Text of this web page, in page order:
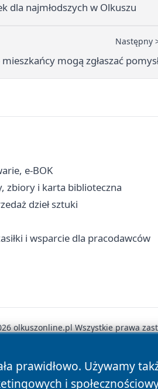
dla najmłodszych w Olkuszu
Następny
mogą zgłaszać
e-BOK
zbiory i karta biblioteczna
dzieł sztuki
i wsparcie dla pracodawców
prawidłowo. Używamy
i
olkuszonline.pl Wszystkie prawa
Polityka Prywatności